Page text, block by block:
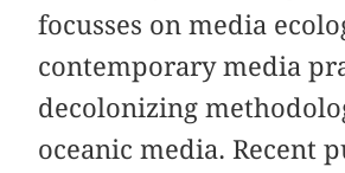
focusses on media
contemporary media
decolonizing
oceanic media. Recent